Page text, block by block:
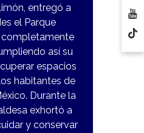
entregó a
el Parque
así su
espacios
habitantes de
Durante la
exhortó a
y conservar